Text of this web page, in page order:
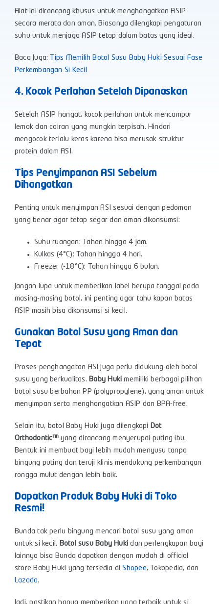
Alat ini dirancang khusus untuk menghangatkan ASIP
secara merata dan aman. Biasanya dilengkapi pengaturan
suhu untuk menjaga ASIP tetap dalam batas yang ideal.
Baca Juga: Tips Memilih Botol Susu Baby Huki Sesuai Fase
Perkembangan Si Kecil
4. Kocok Perlahan Setelah Dipanaskan
Setelah ASIP hangat, kocok perlahan untuk mencampur
lemak dan cairan yang mungkin terpisah. Hindari
mengocok terlalu keras karena bisa merusak struktur
protein dalam ASI.
Tips Penyimpanan ASI Sebelum
Dihangatkan
Penting untuk menyimpan ASI sesuai dengan pedoman
yang benar agar tetap segar dan aman dikonsumsi:
Suhu ruangan: Tahan hingga 4 jam.
Kulkas (4°C): Tahan hingga 4 hari.
Freezer (-18°C): Tahan hingga 6 bulan.
Jangan lupa untuk memberikan label berupa tanggal pada
masing-masing botol, ini penting agar tahu kapan batas
ASIP masih bisa dikonsumsi si kecil.
Gunakan Botol Susu yang Aman dan
Tepat
Proses penghangatan ASI juga perlu didukung oleh botol
susu yang berkualitas.Baby Huki memiliki berbagai pilihan
botol susu berbahan PP (polypropylene), yang aman untuk
menyimpan serta menghangatkan ASIP dan BPA-free.
Selain itu, botol Baby Huki juga dilengkapi Dot
Orthodontic™yang dirancang menyerupai puting ibu.
Bentuk ini membuat bayi lebih mudah menyusu tanpa
bingung puting dan teruji klinis mendukung perkembangan
rongga mulut dengan lebih baik.
Dapatkan Produk Baby Huki di Toko
Resmi!
Bunda tak perlu bingung mencari botol susu yang aman
untuk si kecil. Botol susu Baby Huki dan perlengkapan bayi
lainnya bisa Bunda dapatkan dengan mudah di official
store Baby Huki yang tersedia diShopee, Tokopedia, dan
Lazada.